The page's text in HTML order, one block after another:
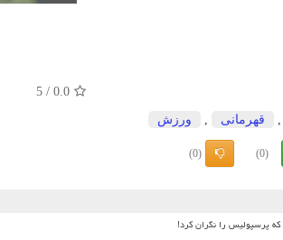
0.0
/
5
قهرمانی ورزش
(0)
(0)
پرسپولیس را نگران کرد!